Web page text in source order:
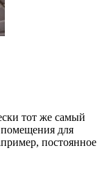
тот же самый
помещения для
постоянное